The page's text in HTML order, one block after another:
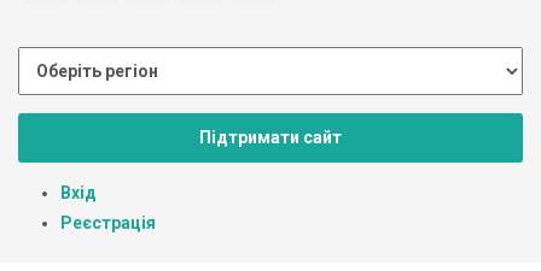
Підтримати сайт
Вхід
Реєстрація